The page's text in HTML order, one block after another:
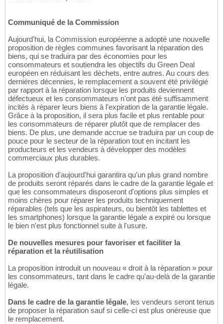
Communiqué de la Commission
Aujourd'hui, la Commission européenne a adopté une nouvelle
proposition de règles communes favorisant la réparation des
biens, qui se traduira par des économies pour les
consommateurs et soutiendra les objectifs du Green Deal
européen en réduisant les déchets, entre autres. Au cours des
dernières décennies, le remplacement a souvent été privilégié
par rapport à la réparation lorsque les produits deviennent
défectueux et les consommateurs n'ont pas été suffisamment
incités à réparer leurs biens à l'expiration de la garantie légale.
Grâce à la proposition, il sera plus facile et plus rentable pour
les consommateurs de réparer plutôt que de remplacer des
biens. De plus, une demande accrue se traduira par un coup de
pouce pour le secteur de la réparation tout en incitant les
producteurs et les vendeurs à développer des modèles
commerciaux plus durables.
La proposition d'aujourd'hui garantira qu'un plus grand nombre
de produits seront réparés dans le cadre de la garantie légale et
que les consommateurs disposeront d'options plus simples et
moins chères pour réparer les produits techniquement
réparables (tels que les aspirateurs, ou bientôt les tablettes et
les smartphones) lorsque la garantie légale a expiré ou lorsque
le bien n'est plus fonctionnel suite à l'usure.
De nouvelles mesures pour favoriser et faciliter la
réparation et la réutilisation
La proposition introduit un nouveau « droit à la réparation » pour
les consommateurs, tant dans le cadre qu'au-delà de la garantie
légale.
Dans le cadre de la garantie légale, les vendeurs seront tenus
de proposer la réparation sauf si celle-ci est plus onéreuse que
le remplacement.